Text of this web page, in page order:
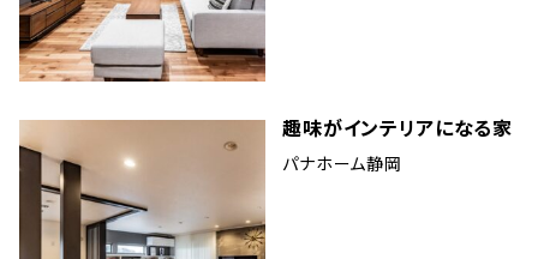
趣味がインテリアになる家
パナホーム静岡